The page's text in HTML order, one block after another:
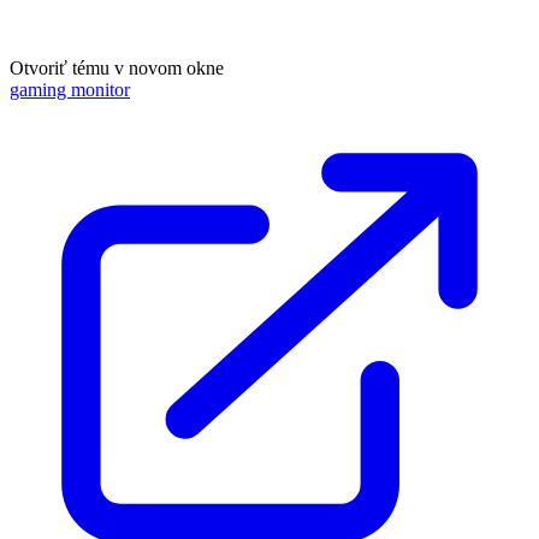
Otvoriť tému v novom okne
gaming monitor